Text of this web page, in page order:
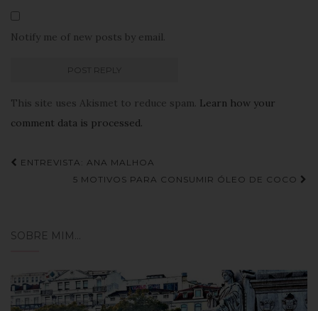
Notify me of new posts by email.
This site uses Akismet to reduce spam. Learn how your
comment data is processed.
Navegação
ENTREVISTA: ANA MALHOA
5 MOTIVOS PARA CONSUMIR ÓLEO DE COCO
SOBRE MIM…